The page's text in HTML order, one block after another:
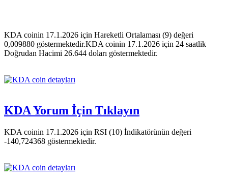
KDA coinin 17.1.2026 için Hareketli Ortalaması (9) değeri
0,009880 göstermektedir.KDA coinin 17.1.2026 için 24 saatlik
Doğrudan Hacimi 26.644 doları göstermektedir.
KDA Yorum İçin Tıklayın
KDA coinin 17.1.2026 için RSI (10) İndikatörünün değeri
-140,724368 göstermektedir.